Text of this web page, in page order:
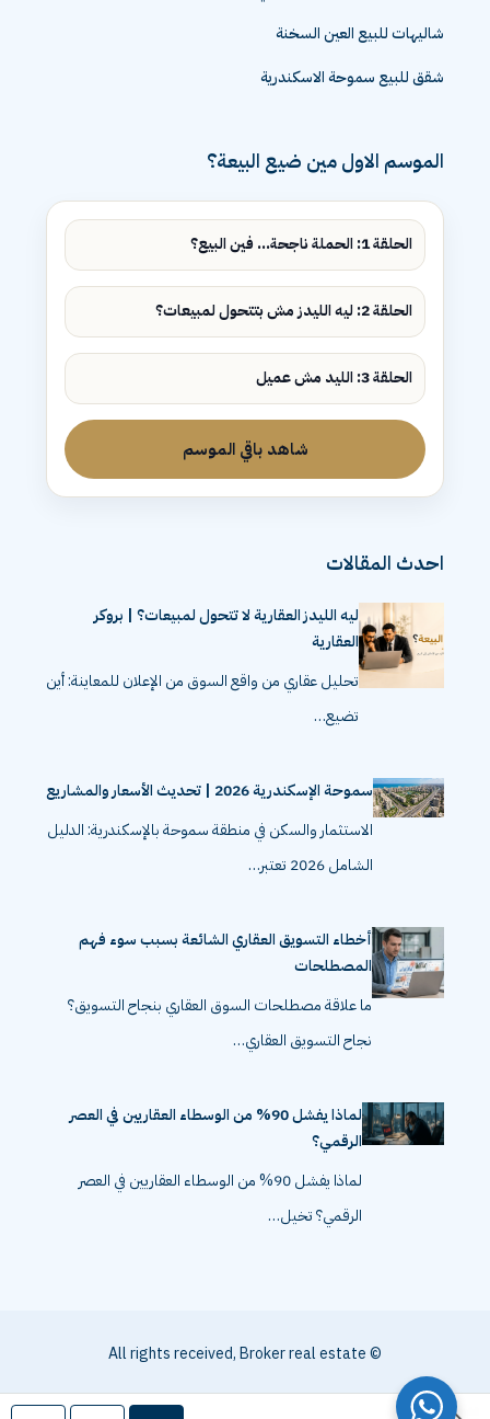
شاليهات للبيع العين السخنة
شقق للبيع سموحة الاسكندرية
الموسم الاول مين ضيع البيعة؟
الحلقة 1: الحملة ناجحة... فين البيع؟
الحلقة 2: ليه الليدز مش بتتحول لمبيعات؟
الحلقة 3: الليد مش عميل
شاهد باقي الموسم
احدث المقالات
ليه الليدز العقارية لا تتحول لمبيعات؟ | بروكر
العقارية
تحليل عقاري من واقع السوق من الإعلان للمعاينة: أين
تضيع…
سموحة الإسكندرية 2026 | تحديث الأسعار والمشاريع
الاستثمار والسكن في منطقة سموحة بالإسكندرية: الدليل
الشامل 2026 تعتبر…
أخطاء التسويق العقاري الشائعة بسبب سوء فهم
المصطلحات
ما علاقة مصطلحات السوق العقاري بنجاح التسويق؟
نجاح التسويق العقاري…
لماذا يفشل 90% من الوسطاء العقاريين في العصر
الرقمي؟
لماذا يفشل 90% من الوسطاء العقاريين في العصر
الرقمي؟ تخيل…
© All rights received, Broker real estate